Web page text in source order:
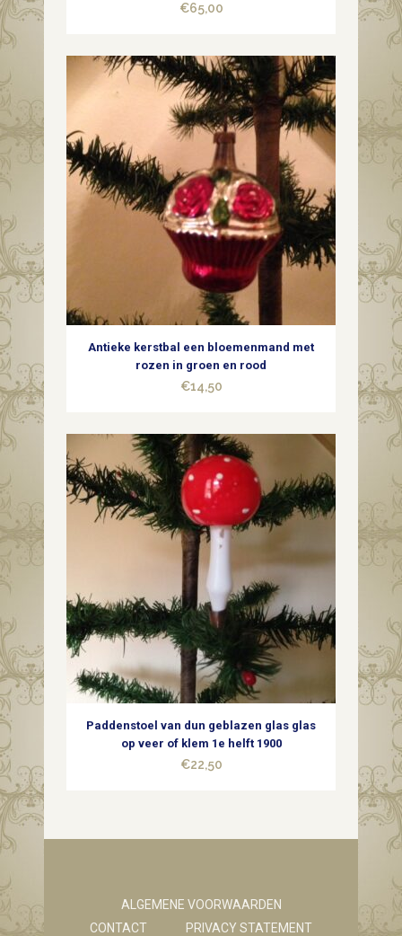
€65,00
Antieke kerstbal een bloemenmand met
rozen in groen en rood
€14,50
Paddenstoel van dun geblazen glas glas
op veer of klem 1e helft 1900
€22,50
ALGEMENE VOORWAARDEN
CONTACT
PRIVACY STATEMENT